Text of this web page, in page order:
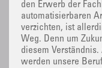
den Erwerb der
automatisierbaren
verzichten, ist
Weg. Denn um
diesem
werden unsere